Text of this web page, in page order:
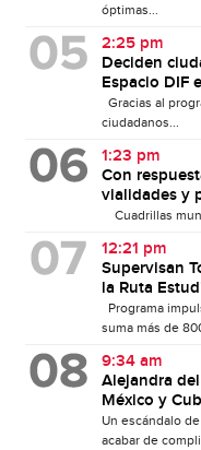
óptimas...
2:25 pm
Deciden
Espacio DIF
Gracias al
ciudadanos...
1:23 pm
Con
vialidades y
Cuadrillas
12:21 pm
Supervisan
la Ruta
Programa
suma más de
9:34 am
Alejandra
México y
Un escándalo
acabar de